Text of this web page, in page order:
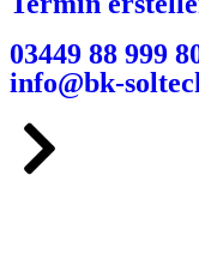
03449 88 999
info@bk-